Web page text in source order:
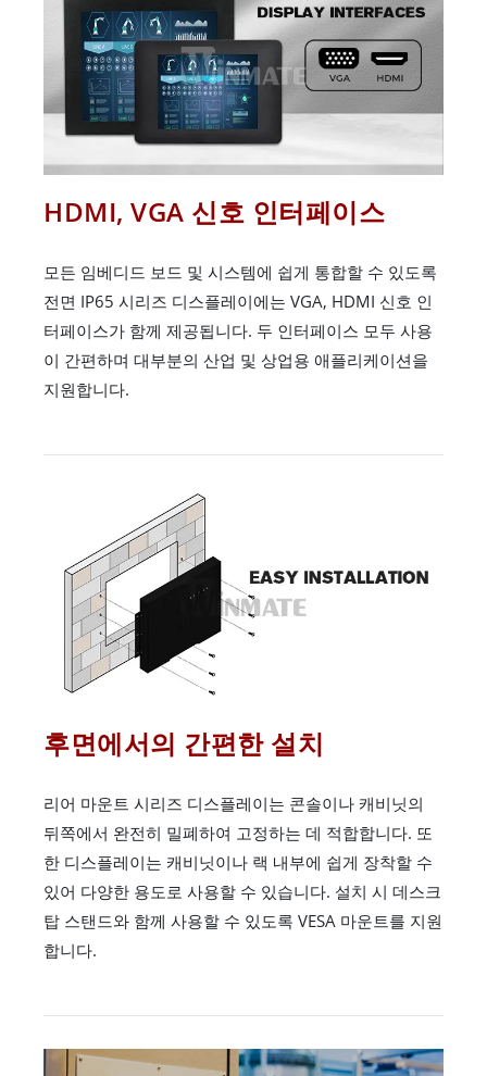
HDMI, VGA 신호 인터페이스
모든 임베디드 보드 및 시스템에 쉽게 통합할 수 있도록
전면 IP65 시리즈 디스플레이에는 VGA, HDMI 신호 인
터페이스가 함께 제공됩니다. 두 인터페이스 모두 사용
이 간편하며 대부분의 산업 및 상업용 애플리케이션을
지원합니다.
후면에서의 간편한 설치
리어 마운트 시리즈 디스플레이는 콘솔이나 캐비닛의
뒤쪽에서 완전히 밀폐하여 고정하는 데 적합합니다. 또
한 디스플레이는 캐비닛이나 랙 내부에 쉽게 장착할 수
있어 다양한 용도로 사용할 수 있습니다. 설치 시 데스크
탑 스탠드와 함께 사용할 수 있도록 VESA 마운트를 지원
합니다.